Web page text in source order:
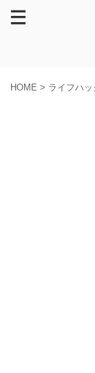
HOME > ライフハッ